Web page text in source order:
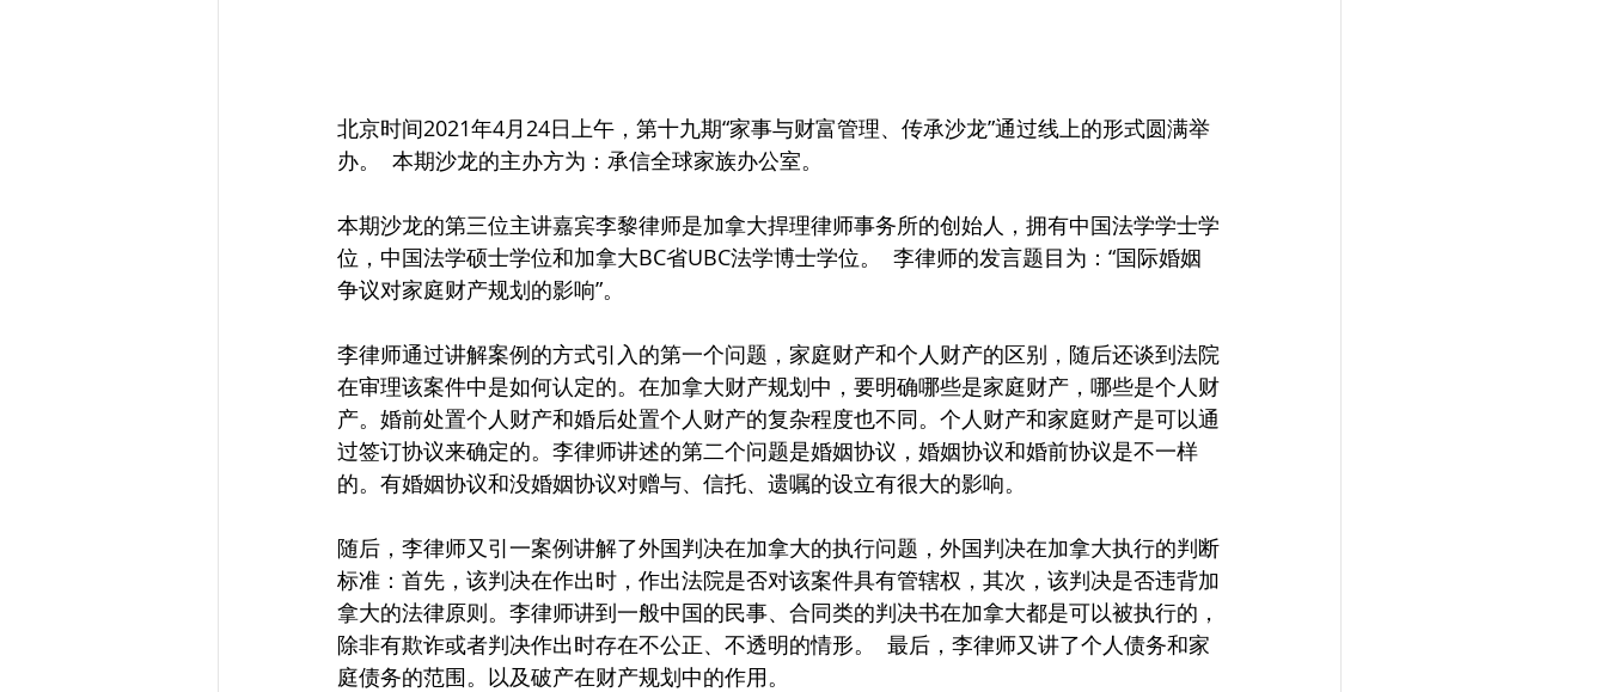
北京时间2021年4月24日上午，第十九期“家事与财富管理、传承沙龙”通过线上的形式圆满举
办。  本期沙龙的主办方为：承信全球家族办公室。
本期沙龙的第三位主讲嘉宾李黎律师是加拿大捍理律师事务所的创始人，拥有中国法学学士学
位，中国法学硕士学位和加拿大BC省UBC法学博士学位。  李律师的发言题目为：“国际婚姻
争议对家庭财产规划的影响”。
李律师通过讲解案例的方式引入的第一个问题，家庭财产和个人财产的区别，随后还谈到法院
在审理该案件中是如何认定的。在加拿大财产规划中，要明确哪些是家庭财产，哪些是个人财
产。婚前处置个人财产和婚后处置个人财产的复杂程度也不同。个人财产和家庭财产是可以通
过签订协议来确定的。李律师讲述的第二个问题是婚姻协议，婚姻协议和婚前协议是不一样
的。有婚姻协议和没婚姻协议对赠与、信托、遗嘱的设立有很大的影响。
随后，李律师又引一案例讲解了外国判决在加拿大的执行问题，外国判决在加拿大执行的判断
标准：首先，该判决在作出时，作出法院是否对该案件具有管辖权，其次，该判决是否违背加
拿大的法律原则。李律师讲到一般中国的民事、合同类的判决书在加拿大都是可以被执行的，
除非有欺诈或者判决作出时存在不公正、不透明的情形。  最后，李律师又讲了个人债务和家
庭债务的范围。以及破产在财产规划中的作用。